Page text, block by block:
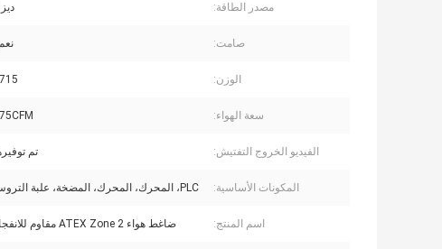
مصدر الطاقة:
صامت:
الوزن:
سعة الهواء:
الفيديو الخروج التفتيش: تم
المكونات الأساسية: PLC، المحرك، المحرك، المضخة، علبة التروس
اسم المنتج: ضاغط هواء ATEX Zone 2 مقاوم للانفجار